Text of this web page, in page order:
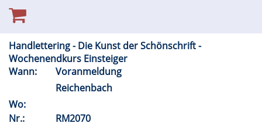
Handlettering - Die Kunst der Schönschrift -
Wochenendkurs Einsteiger
Wann:
Voranmeldung
Reichenbach
Wo:
Nr.:
RM2070